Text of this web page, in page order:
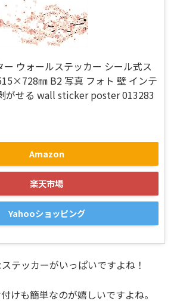
ウォールステッカー シール式ス
㎜ B2 写真 フォト 壁 インテ
がせる wall sticker poster 013283
Amazon
楽天市場
Yahooショッピング
テッカーがいっぱいですよね！
けも簡単なのが嬉しいですよね。